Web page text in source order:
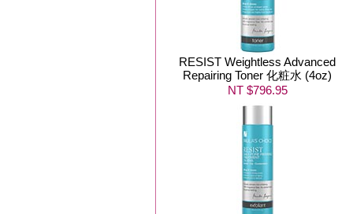
RESIST Weightless Advanced
Repairing Toner 化粧水 (4oz)
NT $796.95